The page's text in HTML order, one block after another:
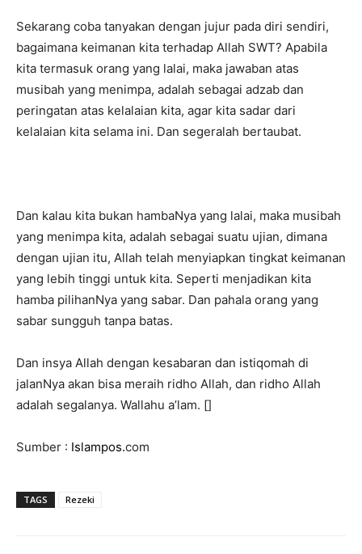
Sekarang coba tanyakan dengan jujur pada diri sendiri,
bagaimana keimanan kita terhadap Allah SWT? Apabila
kita termasuk orang yang lalai, maka jawaban atas
musibah yang menimpa, adalah sebagai adzab dan
peringatan atas kelalaian kita, agar kita sadar dari
kelalaian kita selama ini. Dan segeralah bertaubat.
Dan kalau kita bukan hambaNya yang lalai, maka musibah
yang menimpa kita, adalah sebagai suatu ujian, dimana
dengan ujian itu, Allah telah menyiapkan tingkat keimanan
yang lebih tinggi untuk kita. Seperti menjadikan kita
hamba pilihanNya yang sabar. Dan pahala orang yang
sabar sungguh tanpa batas.
Dan insya Allah dengan kesabaran dan istiqomah di
jalanNya akan bisa meraih ridho Allah, dan ridho Allah
adalah segalanya. Wallahu a’lam. []
Sumber : Islampos.com
TAGS Rezeki